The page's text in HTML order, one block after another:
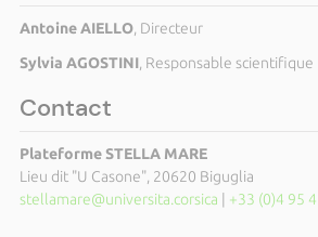
Antoine AIELLO, Directeur
Sylvia AGOSTINI, Responsable scientifique
Contact
Plateforme STELLA MARE
Lieu dit "U Casone", 20620 Biguglia
stellamare@universita.corsica
+33 (0)4 95